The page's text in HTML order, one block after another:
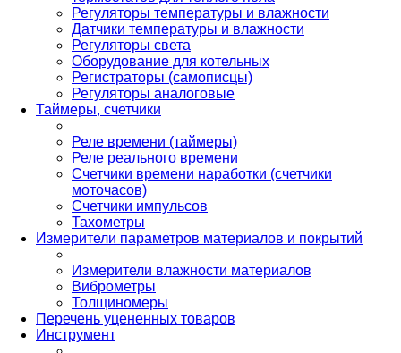
Регуляторы температуры и влажности
Датчики температуры и влажности
Регуляторы света
Оборудование для котельных
Регистраторы (самописцы)
Регуляторы аналоговые
Таймеры, счетчики
Реле времени (таймеры)
Реле реального времени
Счетчики времени наработки (счетчики
моточасов)
Счетчики импульсов
Тахометры
Измерители параметров материалов и покрытий
Измерители влажности материалов
Виброметры
Толщиномеры
Перечень уцененных товаров
Инструмент